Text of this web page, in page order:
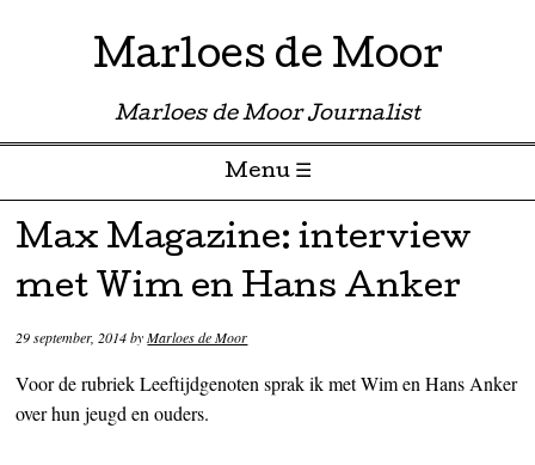
Marloes de Moor
Marloes de Moor Journalist
Menu ☰
Skip to content
Max Magazine: interview
met Wim en Hans Anker
29 september, 2014byMarloes de Moor
Voor de rubriek Leeftijdgenoten sprak ik met Wim en Hans Anker
over hun jeugd en ouders.